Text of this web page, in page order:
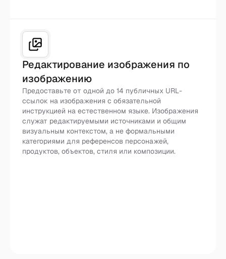
Редактирование изображения по
изображению
Предоставьте от одной до 14 публичных URL-
ссылок на изображения с обязательной
инструкцией на естественном языке. Изображения
служат редактируемыми источниками и общим
визуальным контекстом, а не формальными
категориями для референсов персонажей,
продуктов, объектов, стиля или композиции.